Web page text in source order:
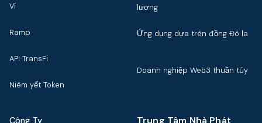
Ví
Ramp
API TransFi
Niêm yết Token
lương
Ứng dụng dựa trên đồng Đô la
Doanh nghiệp Web3 thuần túy
Công Ty
Trung Tâm Nhà Phát